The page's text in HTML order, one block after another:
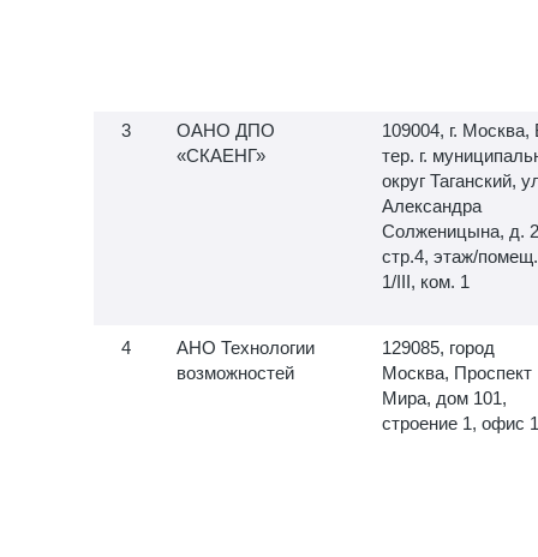
ОАНО ДПО
«СКАЕНГ»
109004, г. Москва,
тер. г.
округ Таганский,
Александра
Солженицына, д.
стр.4, этаж/помещ.
1/III, ком. 1
АНО Технологии
возможностей
129085, город
Москва, Проспект
Мира, дом 101,
строение 1, офис